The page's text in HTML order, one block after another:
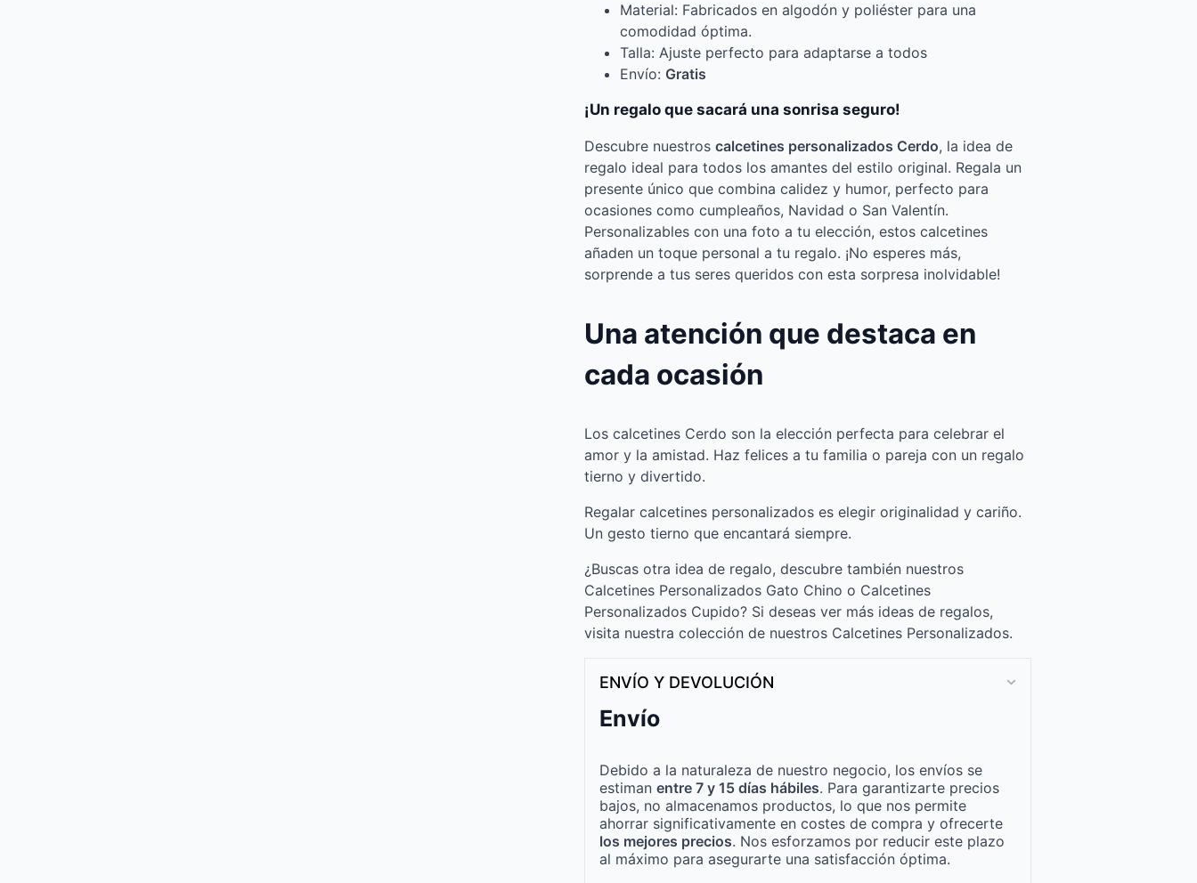
Material: Fabricados en algodón y poliéster para una
comodidad óptima.
Talla: Ajuste perfecto para adaptarse a todos
Envío: Gratis
¡Un regalo que sacará una sonrisa seguro!
Descubre nuestros calcetines personalizados Cerdo, la idea de
regalo ideal para todos los amantes del estilo original. Regala un
presente único que combina calidez y humor, perfecto para
ocasiones como cumpleaños, Navidad o San Valentín.
Personalizables con una foto a tu elección, estos calcetines
añaden un toque personal a tu regalo. ¡No esperes más,
sorprende a tus seres queridos con esta sorpresa inolvidable!
Una atención que destaca en
cada ocasión
Los calcetines Cerdo son la elección perfecta para celebrar el
amor y la amistad. Haz felices a tu familia o pareja con un regalo
tierno y divertido.
Regalar calcetines personalizados es elegir originalidad y cariño.
Un gesto tierno que encantará siempre.
¿Buscas otra idea de regalo, descubre también nuestros
Calcetines Personalizados Gato Chino o Calcetines
Personalizados Cupido? Si deseas ver más ideas de regalos,
visita nuestra colección de nuestros Calcetines Personalizados.
ENVÍO Y DEVOLUCIÓN
Envío
Debido a la naturaleza de nuestro negocio, los envíos se
estiman entre 7 y 15 días hábiles. Para garantizarte precios
bajos, no almacenamos productos, lo que nos permite
ahorrar significativamente en costes de compra y ofrecerte
los mejores precios. Nos esforzamos por reducir este plazo
al máximo para asegurarte una satisfacción óptima.